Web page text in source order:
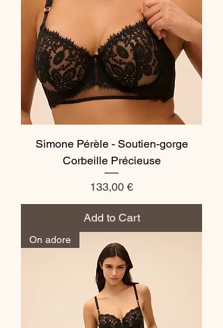
Simone Pérèle - Soutien-gorge
Corbeille Précieuse
Price
133,00 €
Add to Cart
On adore